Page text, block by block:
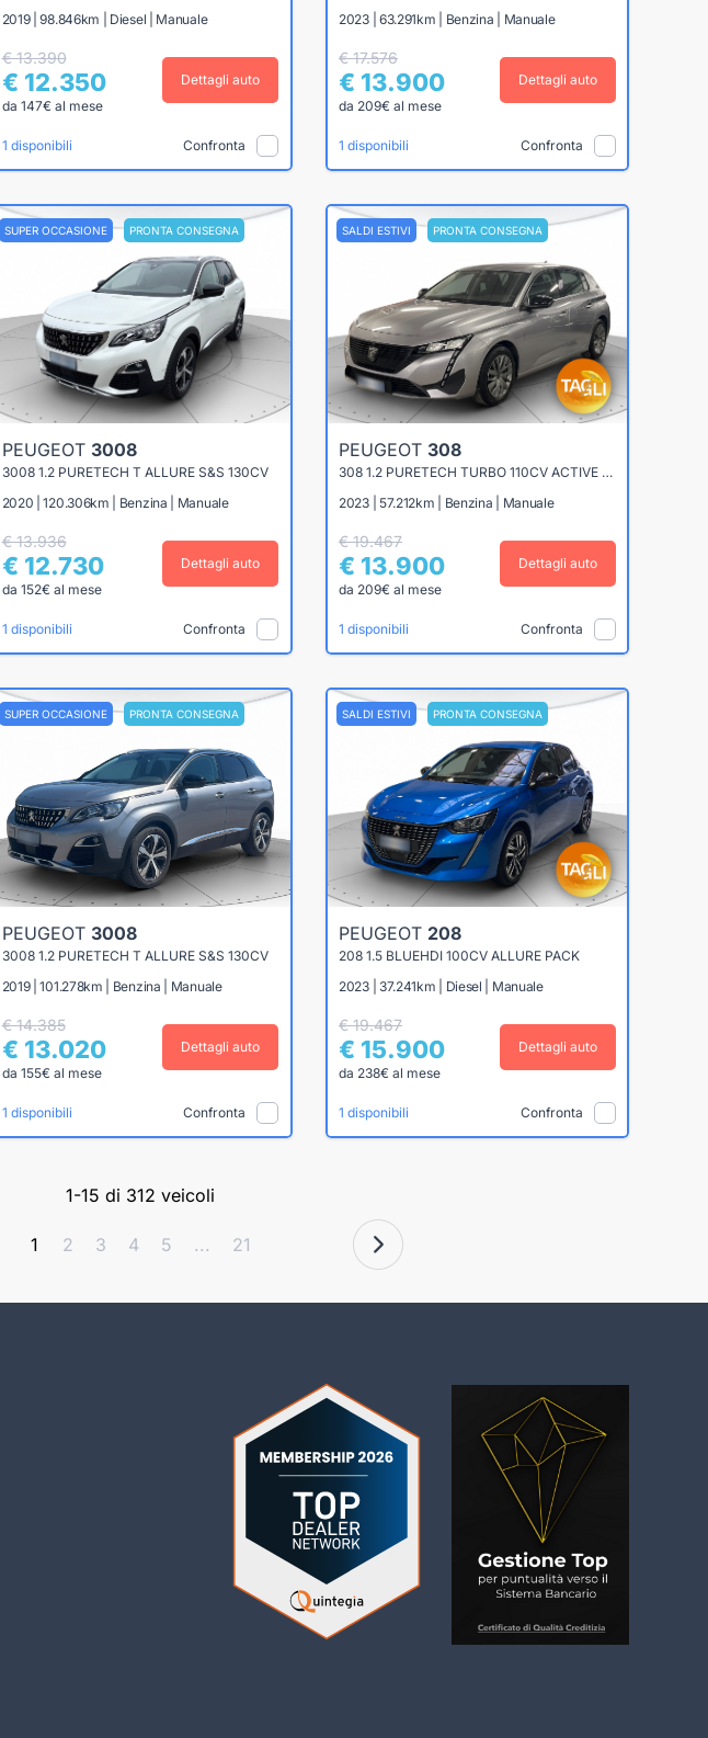
2019 | 98.846km | Diesel | Manuale
€ 13.390
€ 12.350
da 147€ al mese
Dettagli auto
1 disponibili Confronta
2023 | 63.291km | Benzina | Manuale
€ 17.576
€ 13.900
da 209€ al mese
Dettagli auto
1 disponibili Confronta
SUPER OCCASIONE PRONTA CONSEGNA
PEUGEOT 3008
3008 1.2 PURETECH T ALLURE S&S 130CV
2020 | 120.306km | Benzina | Manuale
€ 13.936
€ 12.730
da 152€ al mese
Dettagli auto
1 disponibili Confronta
SALDI ESTIVI PRONTA CONSEGNA
PEUGEOT 308
308 1.2 PURETECH TURBO 110CV ACTIVE PACK
2023 | 57.212km | Benzina | Manuale
€ 19.467
€ 13.900
da 209€ al mese
Dettagli auto
1 disponibili Confronta
SUPER OCCASIONE PRONTA CONSEGNA
PEUGEOT 3008
3008 1.2 PURETECH T ALLURE S&S 130CV
2019 | 101.278km | Benzina | Manuale
€ 14.385
€ 13.020
da 155€ al mese
Dettagli auto
1 disponibili Confronta
SALDI ESTIVI PRONTA CONSEGNA
PEUGEOT 208
208 1.5 BLUEHDI 100CV ALLURE PACK
2023 | 37.241km | Diesel | Manuale
€ 19.467
€ 15.900
da 238€ al mese
Dettagli auto
1 disponibili Confronta
1-15 di 312 veicoli
1 2 3 4 5 ... 21